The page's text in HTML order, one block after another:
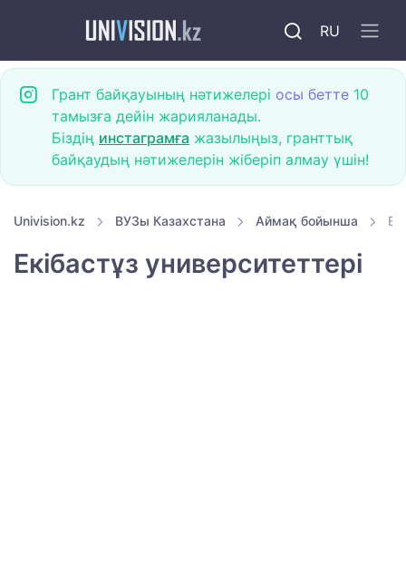
RU
Грант байқауының нәтижелері осы бетте 10
тамызға дейін жарияланады.
Біздің инстаграмға жазылыңыз, гранттық
байқаудың нәтижелерін жіберіп алмау үшін!
Univision.kz ВУЗы Казахстана Аймақ бойынша
Екібастұз университеттері